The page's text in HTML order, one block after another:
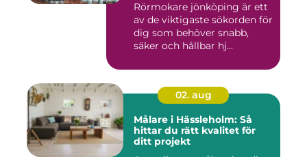
Rörmokare jönköping är ett
av de viktigaste sökorden för
dig som behöver snabb,
säker och hållbar hj...
02. aug
Målare i Hässleholm: Så
hittar du rätt kvalitet för
ditt projekt